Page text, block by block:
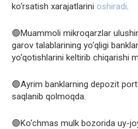
ko‘rsatish xarajatlarini oshiradi
🟣Muammoli mikroqarzlar
garov talablarining yo‘qligi
yo‘qotishlarini keltirib chiqarishi
🟣Ayrim banklarning depozit
saqlanib qolmoqda.
🟣Ko‘chmas mulk bozorida uy-